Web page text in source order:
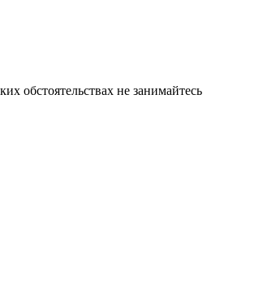
обстоятельствах не занимайтесь